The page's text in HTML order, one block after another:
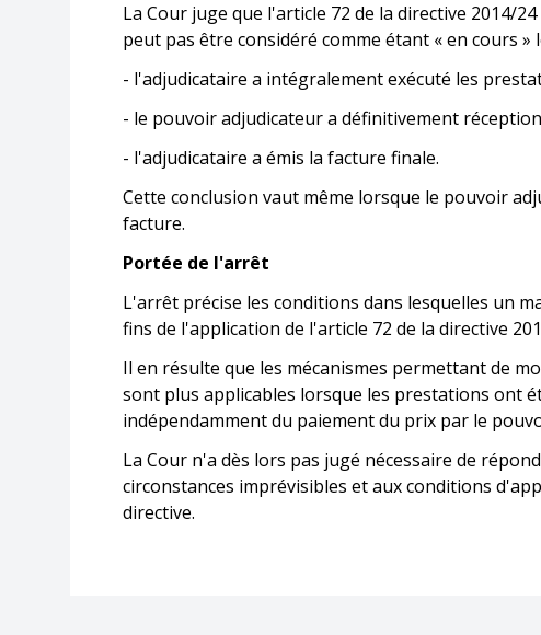
La Cour juge que l'article 72 de la directive 2014/
peut pas être considéré comme étant « en cours »
- l'adjudicataire a intégralement exécuté les
- le pouvoir adjudicateur a définitivement
- l'adjudicataire a émis la facture finale.
Cette conclusion vaut même lorsque le pouvoir
facture.
Portée de l'arrêt
L'arrêt précise les conditions dans lesquelles un
fins de l'application de l'article 72 de la directive
Il en résulte que les mécanismes permettant de
sont plus applicables lorsque les prestations ont
indépendamment du paiement du prix par le
La Cour n'a dès lors pas jugé nécessaire de
circonstances imprévisibles et aux conditions
directive.